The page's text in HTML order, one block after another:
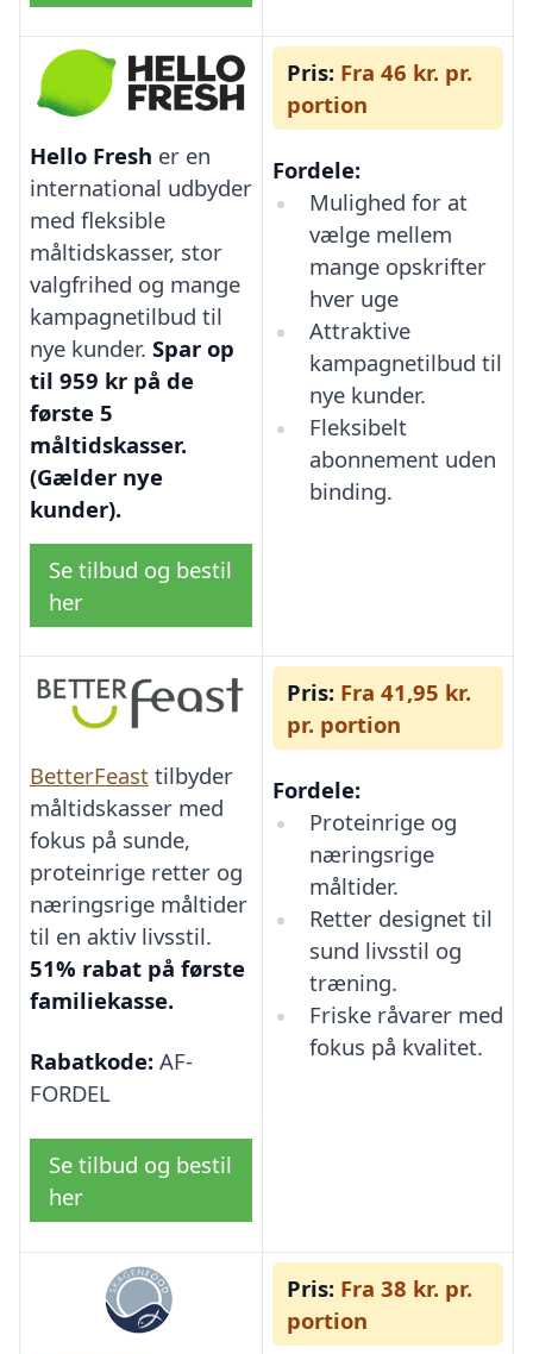
Hello Fresh er en
international udbyder
med fleksible
måltidskasser, stor
valgfrihed og mange
kampagnetilbud til
nye kunder. Spar op
til 959 kr på de
første 5
måltidskasser.
(Gælder nye
kunder).
Se tilbud og bestil
her
Pris: Fra 46 kr. pr.
portion
Fordele:
Mulighed for at
vælge mellem
mange opskrifter
hver uge
Attraktive
kampagnetilbud til
nye kunder.
Fleksibelt
abonnement uden
binding.
BetterFeast tilbyder
måltidskasser med
fokus på sunde,
proteinrige retter og
næringsrige måltider
til en aktiv livsstil.
51% rabat på første
familiekasse.
Rabatkode: AF-
FORDEL
Se tilbud og bestil
her
Pris: Fra 41,95 kr.
pr. portion
Fordele:
Proteinrige og
næringsrige
måltider.
Retter designet til
sund livsstil og
træning.
Friske råvarer med
fokus på kvalitet.
Pris: Fra 38 kr. pr.
portion